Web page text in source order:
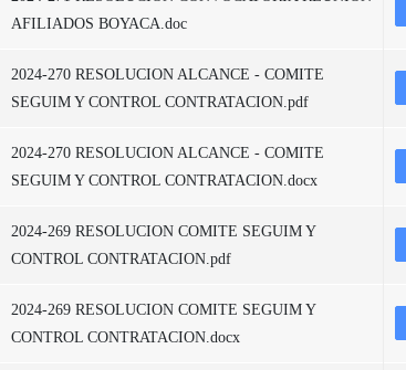
AFILIADOS BOYACA.doc
2024-270 RESOLUCION ALCANCE - COMITE
SEGUIM Y CONTROL CONTRATACION.pdf
2024-270 RESOLUCION ALCANCE - COMITE
SEGUIM Y CONTROL CONTRATACION.docx
2024-269 RESOLUCION COMITE SEGUIM Y
CONTROL CONTRATACION.pdf
2024-269 RESOLUCION COMITE SEGUIM Y
CONTROL CONTRATACION.docx